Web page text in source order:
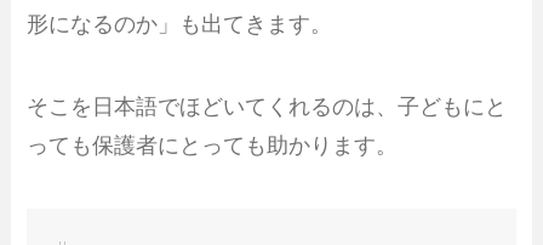
形になるのか」も出てきます。
そこを日本語でほどいてくれるのは、子どもにと
っても保護者にとっても助かります。